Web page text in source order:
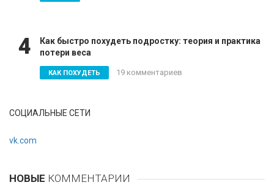
4
Как быстро похудеть подростку: теория и практика
потери веса
КАК ПОХУДЕТЬ 19 комментариев
СОЦИАЛЬНЫЕ СЕТИ
vk.com
НОВЫЕ КОММЕНТАРИИ